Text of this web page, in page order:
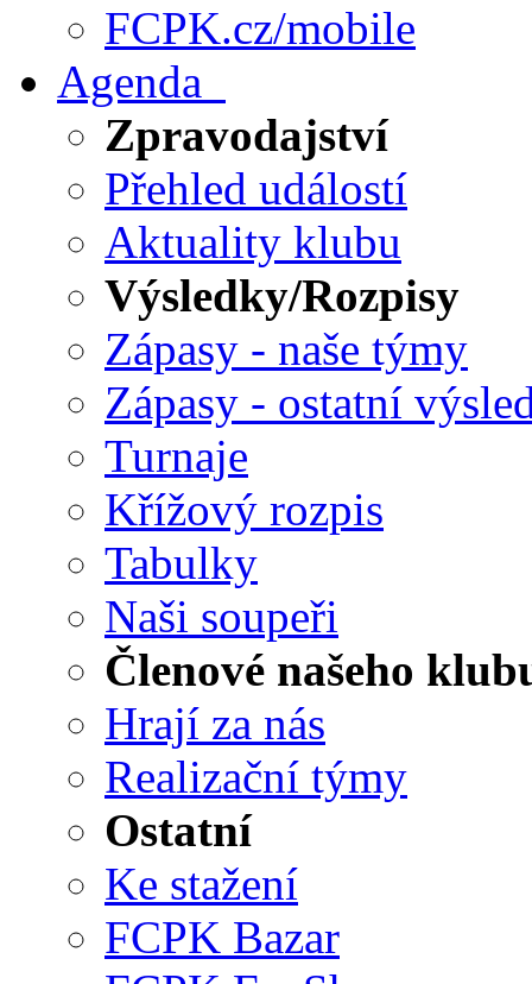
FCPK.cz/mobile
Agenda
Zpravodajství
Přehled událostí
Aktuality klubu
Výsledky/Rozpisy
Zápasy - naše týmy
Zápasy - ostatní
Turnaje
Křížový rozpis
Tabulky
Naši soupeři
Členové našeho
Hrají za nás
Realizační týmy
Ostatní
Ke stažení
FCPK Bazar